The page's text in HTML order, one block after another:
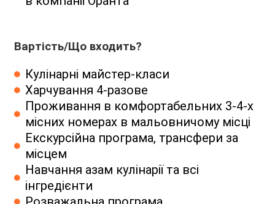
Вартість/Що входить?
Кулінарні майстер-класи
Харчування 4-разове
Проживання в комфортабельних 3-4-х
місних номерах в мальовничому місці
Екскурсійна програма, трансфери за
місцем
Навчання азам кулінарії та всі
інгредієнти